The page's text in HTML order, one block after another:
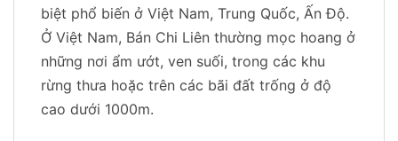
biệt phổ biến ở Việt Nam, Trung Quốc, Ấn Độ.
Ở Việt Nam, Bán Chi Liên thường mọc hoang ở
những nơi ẩm ướt, ven suối, trong các khu
rừng thưa hoặc trên các bãi đất trống ở độ
cao dưới 1000m.